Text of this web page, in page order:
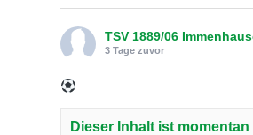
TSV 1889/06
3 Tage zuvor
Dieser Inhalt ist